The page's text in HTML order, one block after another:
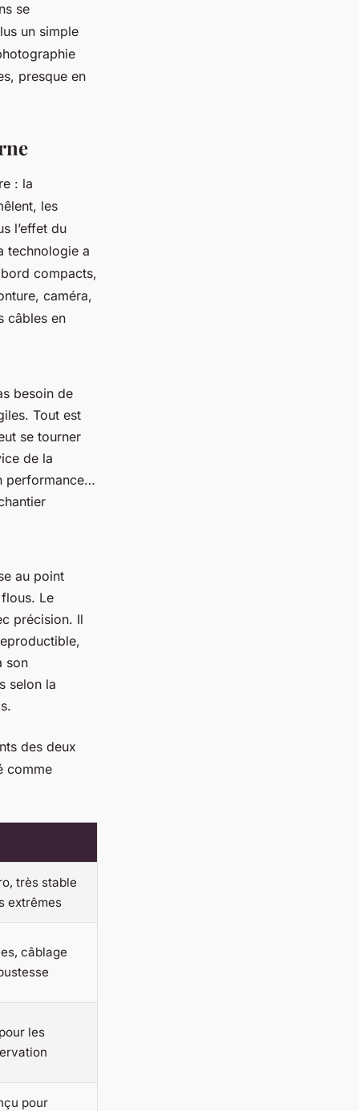
se
un simple
presque en
: la
les
l’effet du
technologie a
compacts,
caméra,
câbles en
besoin de
Tout est
se tourner
de la
performance…
au point
Le
précision. Il
son
selon la
des deux
comme
très stable
extrêmes
câblage
les
pour